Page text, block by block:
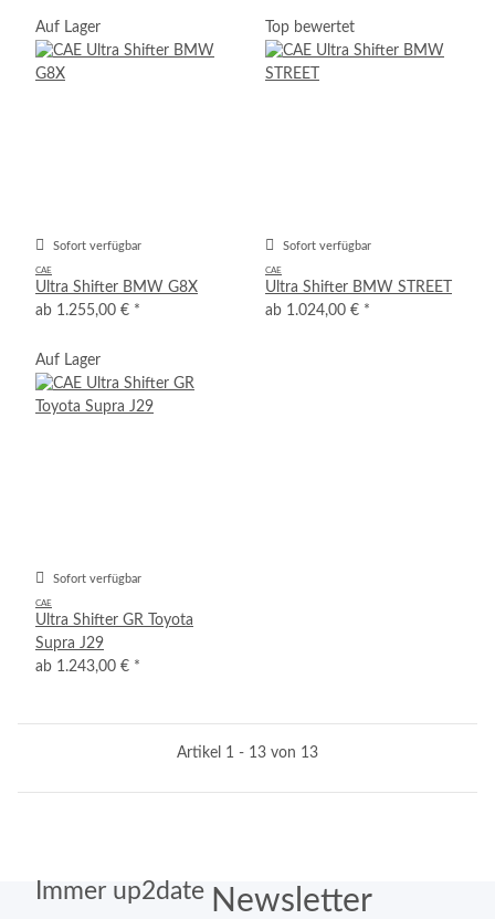
Auf Lager
Sofort verfügbar
CAE
Ultra Shifter BMW G8X
ab 1.255,00 € *
Top bewertet
Sofort verfügbar
CAE
Ultra Shifter BMW STREET
ab 1.024,00 € *
Auf Lager
Sofort verfügbar
CAE
Ultra Shifter GR Toyota
Supra J29
ab 1.243,00 € *
Artikel 1 - 13 von 13
Immer up2date Newsletter